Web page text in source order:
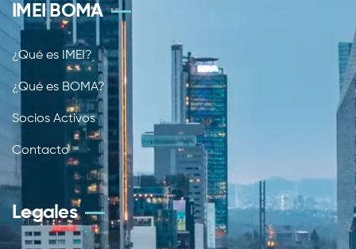
IMEI BOMA
¿Qué es IMEI?
¿Qué es BOMA?
Socios Activos
Contacto
Legales